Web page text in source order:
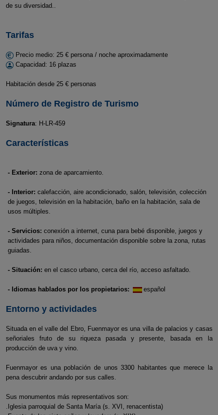
de su diversidad..
Tarifas
Precio medio: 25 € persona / noche aproximadamente
Capacidad: 16 plazas
Habitación desde 25 € personas
Número de Registro de Turismo
Signatura: H-LR-459
Características
- Exterior: zona de aparcamiento.
- Interior: calefacción, aire acondicionado, salón, televisión, colección
de juegos, televisión en la habitación, baño en la habitación, sala de
usos múltiples.
- Servicios: conexión a internet, cuna para bebé disponible, juegos y
actividades para niños, documentación disponible sobre la zona, rutas
guiadas.
- Situación: en el casco urbano, cerca del río, acceso asfaltado.
- Idiomas hablados por los propietarios: español
Entorno y actividades
Situada en el valle del Ebro, Fuenmayor es una villa de palacios y casas
señoriales fruto de su riqueza pasada y presente, basada en la
producción de uva y vino.
Fuenmayor es una población de unos 3300 habitantes que merece la
pena descubrir andando por sus calles.
Sus monumentos más representativos son:
.Iglesia parroquial de Santa María (s. XVI, renacentista)